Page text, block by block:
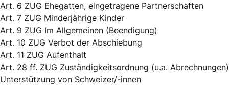
Art. 6 ZUG Ehegatten, eingetragene Partnerschaften
Art. 7 ZUG Minderjährige Kinder
Art. 9 ZUG Im Allgemeinen (Beendigung)
Art. 10 ZUG Verbot der Abschiebung
Art. 11 ZUG Aufenthalt
Art. 28 ff. ZUG Zuständigkeitsordnung (u.a. Abrechnungen)
Unterstützung von Schweizer/-innen